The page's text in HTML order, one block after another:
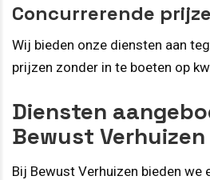
Concurrerende
Wij bieden onze diensten aan
prijzen zonder in te boeten op
Diensten
Bewust Verhuizen
Bij Bewust Verhuizen bieden we